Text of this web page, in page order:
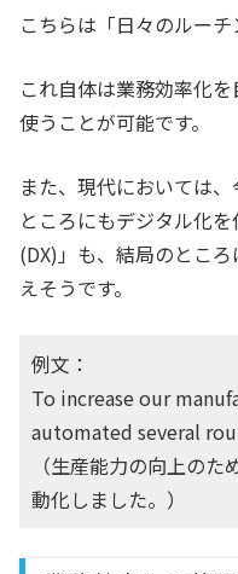
こちらは「日々のルーチ
これ自体は業務効率化
使うことが可能です。
また、現代においては
ところにもデジタル化
(DX)」も、結局のとこ
えそうです。
例文：
To increase our
automated several
（生産能力の向上の
動化しました。）